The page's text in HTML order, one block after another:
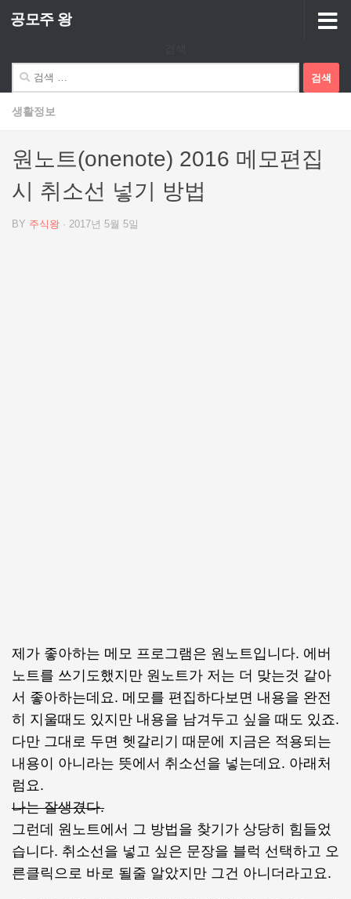
Skip to content
공모주 왕
색:
생활정보
원노트(onenote) 2016 메모편집
시 취소선 넣기 방법
BY 주식왕 · 2017년 5월 5일
제가 좋아하는 메모 프로그램은 원노트입니다. 에버
노트를 쓰기도했지만 원노트가 저는 더 맞는것 같아
서 좋아하는데요. 메모를 편집하다보면 내용을 완전
히 지울때도 있지만 내용을 남겨두고 싶을 때도 있죠.
다만 그대로 두면 헷갈리기 때문에 지금은 적용되는
내용이 아니라는 뜻에서 취소선을 넣는데요. 아래처
럼요.
나는 잘생겼다.
그런데 원노트에서 그 방법을 찾기가 상당히 힘들었
습니다. 취소선을 넣고 싶은 문장을 블럭 선택하고 오
른클릭으로 바로 될줄 알았지만 그건 아니더라고요.